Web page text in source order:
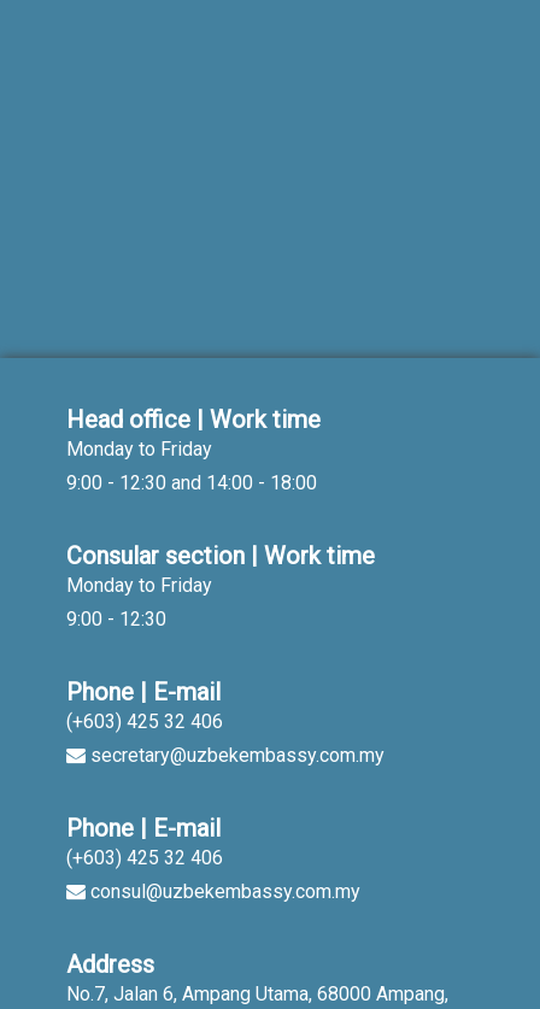
Head office | Work time
Monday to Friday
9:00 - 12:30 and 14:00 - 18:00
Consular section | Work time
Monday to Friday
9:00 - 12:30
Phone | E-mail
(+603) 425 32 406
secretary@uzbekembassy.com.my
Phone | E-mail
(+603) 425 32 406
consul@uzbekembassy.com.my
Address
No.7, Jalan 6, Ampang Utama, 68000 Ampang,